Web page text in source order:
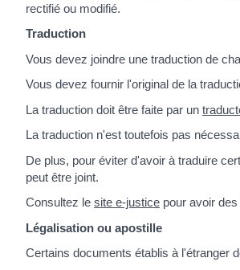
rectifié ou modifié.
Traduction
Vous devez joindre une traduction de
Vous devez fournir l'original de la
La traduction doit être faite par un
La traduction n'est toutefois pas
De plus, pour éviter d'avoir à traduire
peut être joint.
Consultez le site e-justice pour avoir
Légalisation ou apostille
Certains documents établis à l'étranger